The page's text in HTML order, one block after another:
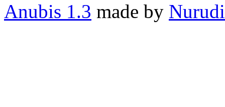
Anubis 1.3 made by